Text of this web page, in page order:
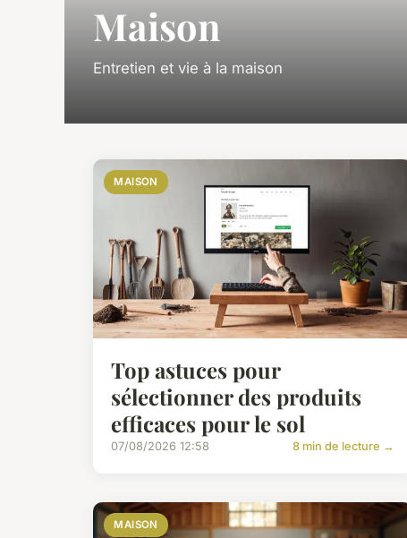
Maison
Entretien et vie à la maison
MAISON
Top astuces pour
sélectionner des produits
efficaces pour le sol
07/08/2026 12:58 8 min de lecture →
MAISON